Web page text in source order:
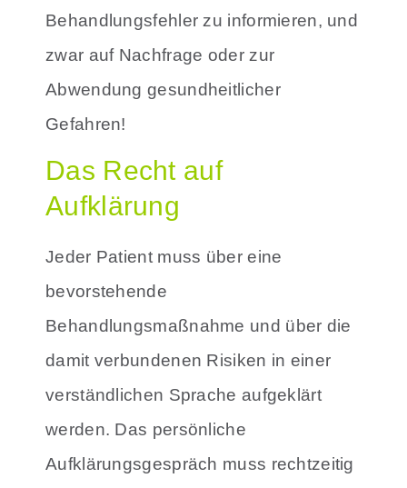
Behandlungsfehler zu informieren, und
zwar auf Nachfrage oder zur
Abwendung gesundheitlicher
Gefahren!
Das Recht auf
Aufklärung
Jeder Patient muss über eine
bevorstehende
Behandlungsmaßnahme und über die
damit verbundenen Risiken in einer
verständlichen Sprache aufgeklärt
werden. Das persönliche
Aufklärungsgespräch muss rechtzeitig